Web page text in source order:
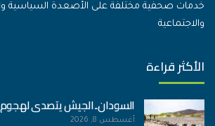
خدمات صحفية مختلفة على الأصعدة السياسية
والاجتماعية
الأكثر قراءة
السودان..الجيش يتصدى
أغسطس 8, 2026